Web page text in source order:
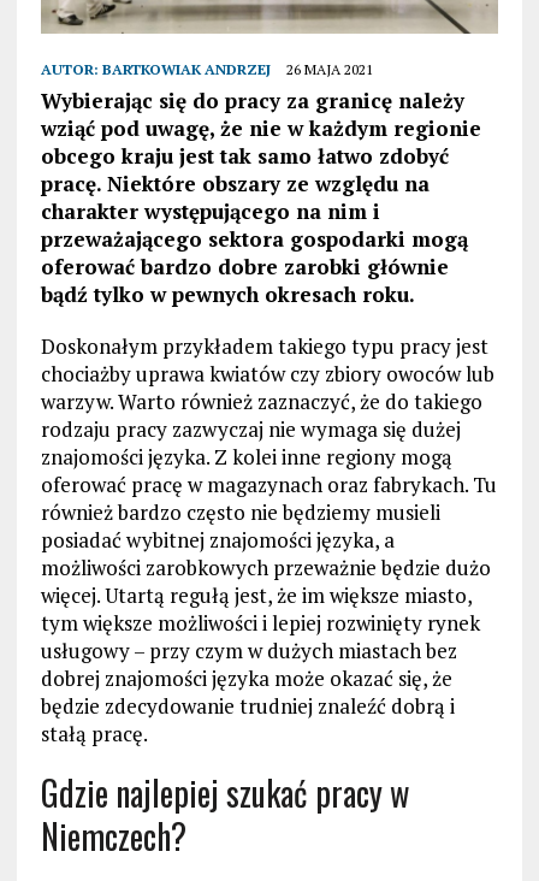
AUTOR: BARTKOWIAK ANDRZEJ 26 MAJA 2021
Wybierając się do pracy za granicę należy
wziąć pod uwagę, że nie w każdym regionie
obcego kraju jest tak samo łatwo zdobyć
pracę. Niektóre obszary ze względu na
charakter występującego na nim i
przeważającego sektora gospodarki mogą
oferować bardzo dobre zarobki głównie
bądź tylko w pewnych okresach roku.
Doskonałym przykładem takiego typu pracy jest
chociażby uprawa kwiatów czy zbiory owoców lub
warzyw. Warto również zaznaczyć, że do takiego
rodzaju pracy zazwyczaj nie wymaga się dużej
znajomości języka. Z kolei inne regiony mogą
oferować pracę w magazynach oraz fabrykach. Tu
również bardzo często nie będziemy musieli
posiadać wybitnej znajomości języka, a
możliwości zarobkowych przeważnie będzie dużo
więcej. Utartą regułą jest, że im większe miasto,
tym większe możliwości i lepiej rozwinięty rynek
usługowy – przy czym w dużych miastach bez
dobrej znajomości języka może okazać się, że
będzie zdecydowanie trudniej znaleźć dobrą i
stałą pracę.
Gdzie najlepiej szukać pracy w
Niemczech?